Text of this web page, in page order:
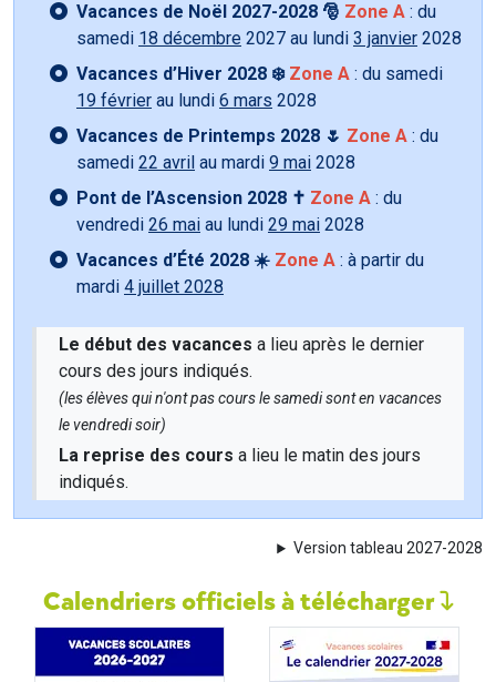
Vacances de Noël 2027-2028 🎅 Zone A : du
samedi 18 décembre 2027 au lundi 3 janvier 2028
Vacances d’Hiver 2028 ❄️ Zone A : du samedi
19 février au lundi 6 mars 2028
Vacances de Printemps 2028 🌷 Zone A : du
samedi 22 avril au mardi 9 mai 2028
Pont de l’Ascension 2028 ✝️ Zone A : du
vendredi 26 mai au lundi 29 mai 2028
Vacances d’Été 2028 ☀️ Zone A : à partir du
mardi 4 juillet 2028
Le début des vacances a lieu après le dernier
cours des jours indiqués.
(les élèves qui n'ont pas cours le samedi sont en vacances
le vendredi soir)
La reprise des cours a lieu le matin des jours
indiqués.
Version tableau 2027-2028
Calendriers officiels à télécharger